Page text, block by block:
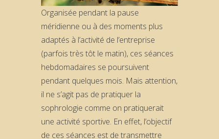
Organisée pendant la pause
méridienne ou à des moments plus
adaptés à l’activité de l’entreprise
(parfois très tôt le matin), ces séances
hebdomadaires se poursuivent
pendant quelques mois. Mais attention,
il ne s’agit pas de pratiquer la
sophrologie comme on pratiquerait
une activité sportive. En effet, l’objectif
de ces séances est de transmettre